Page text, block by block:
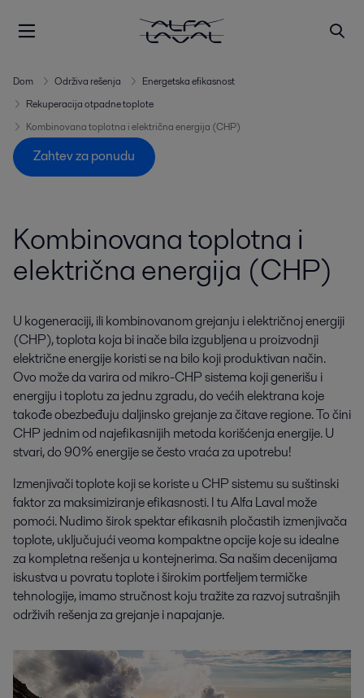
Dom Održiva rešenja
Energetska efikasnost
Rekuperacija otpadne toplote
Kombinovana toplotna i električna energija (CHP)
Zahtev za ponudu
Kombinovana toplotna i
električna energija (CHP)
U kogeneraciji, ili kombinovanom grejanju i električnoj energiji
(CHP), toplota koja bi inače bila izgubljena u proizvodnji
električne energije koristi se na bilo koji produktivan način.
Ovo može da varira od mikro-CHP sistema koji generišu i
energiju i toplotu za jednu zgradu, do većih elektrana koje
takođe obezbeđuju daljinsko grejanje za čitave regione. To čini
CHP jednim od najefikasnijih metoda korišćenja energije. U
stvari, do 90% energije se često vraća za upotrebu!
Izmenjivači toplote koji se koriste u CHP sistemu su suštinski
faktor za maksimiziranje efikasnosti. I tu Alfa Laval može
pomoći. Nudimo širok spektar efikasnih pločastih izmenjivača
toplote, uključujući veoma kompaktne opcije koje su idealne
za kompletna rešenja u kontejnerima. Sa našim decenijama
iskustva u povratu toplote i širokim portfeljem termičke
tehnologije, imamo stručnost koju tražite za razvoj sutrašnjih
održivih rešenja za grejanje i napajanje.